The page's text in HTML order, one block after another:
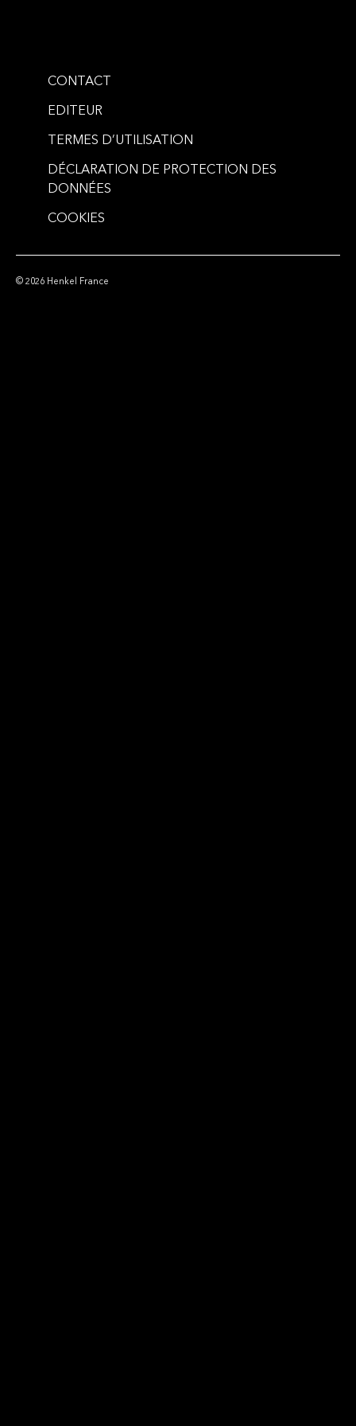
CONTACT
EDITEUR
TERMES D’UTILISATION
DÉCLARATION DE PROTECTION DES
DONNÉES
COOKIES
© 2026 Henkel France